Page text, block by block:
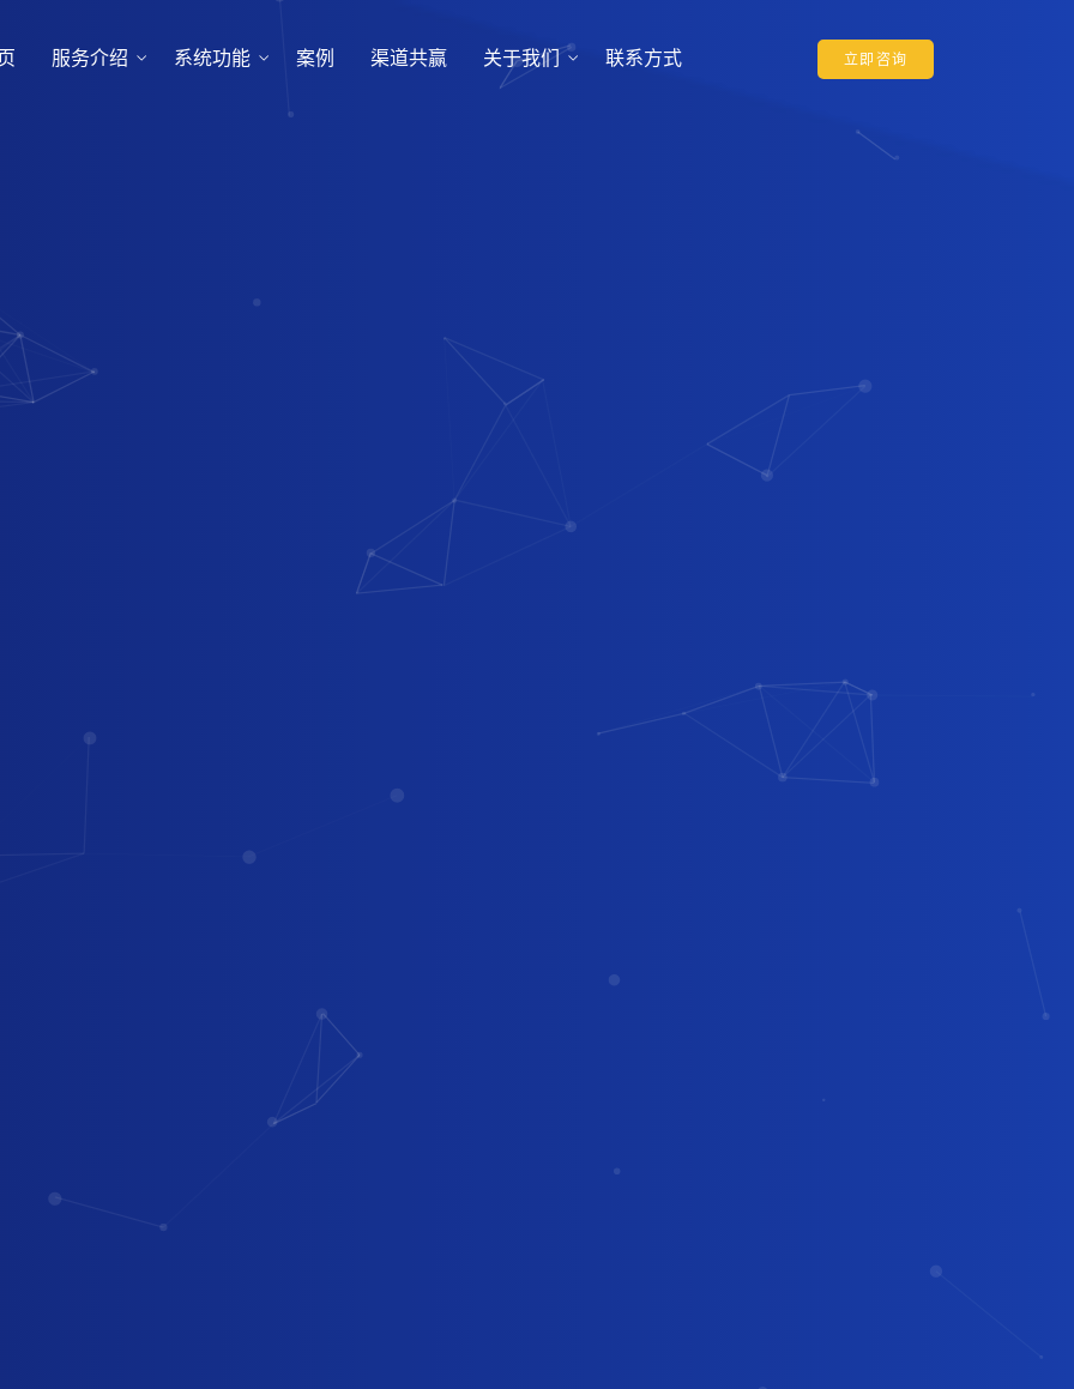
服务介绍 系统功能 案例 渠道共赢 关于我们 联系方式 立即咨询